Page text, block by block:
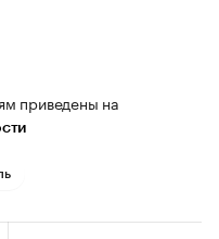
приведены на